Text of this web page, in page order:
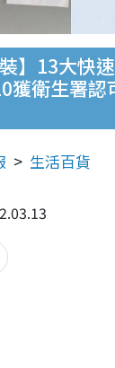
裝】13大快
獲衛生署
生活百貨